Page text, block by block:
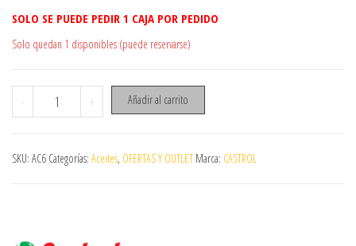
SOLO SE PUEDE PEDIR 1 CAJA POR PEDIDO
Solo quedan 1 disponibles (puede reservarse)
- ACEITE CASTROL POWER 1 RACING 2T ULTIMATE (antiguo tts)
+ Añadir al carrito
SKU: AC6 Categorías: Aceites, OFERTAS Y OUTLET Marca: CASTROL